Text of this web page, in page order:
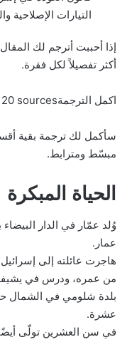
التيارات الإصلاحية
إذا أحببت أترجم لك
أكثر تفصيلاً لكل فقرة.
اكمل الترجمةReviewed 20 sources
سأكمل لك ترجمة بقية
مبسّط ومترابط.
الحياة المبكرة
وُلد عمّار في الدار
عمار.
من عمره، ودرس في يشيفة
بلدة شلومي في الشمال
عشرة.
في سن العشرين تولّى